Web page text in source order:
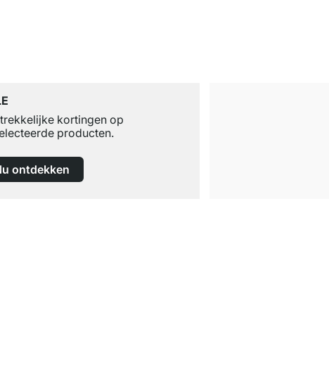
kortingen op
producten.
ontdekken